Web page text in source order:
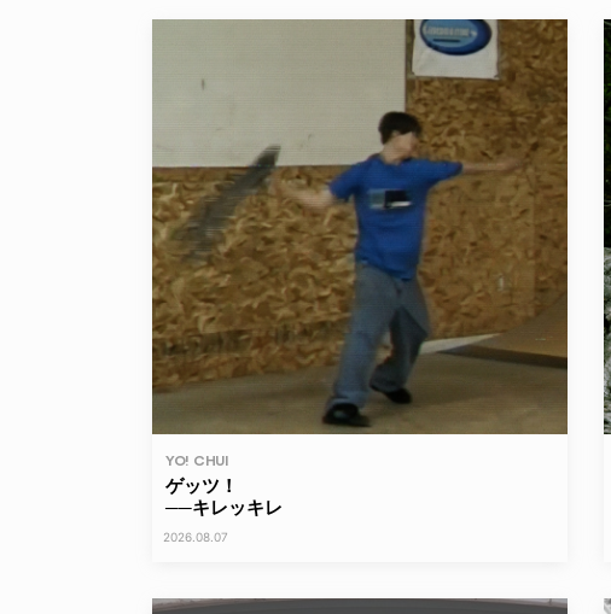
YO! CHUI
ゲッツ！
──キレッキレ
2026.08.07